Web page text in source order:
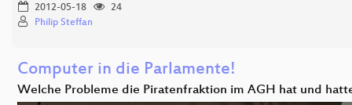
2012-05-18
24
Philip Steffan
Computer in die Parlamente!
Welche Probleme die Piratenfraktion im AGH hat und